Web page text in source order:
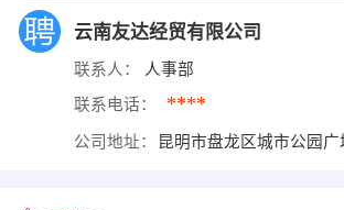
云南友达经贸有限公司
联系人： 人事部
联系电话： ****
公司地址： 昆明市盘龙区城市公园广